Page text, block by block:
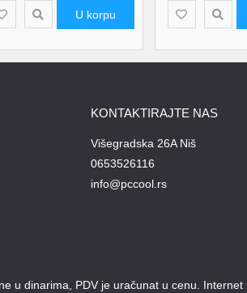
U korpu
KONTAKTIRAJTE NAS
Višegradska 26A Niš
0653526116
info@pccool.rs
u dinarima, PDV je uračunat u cenu.